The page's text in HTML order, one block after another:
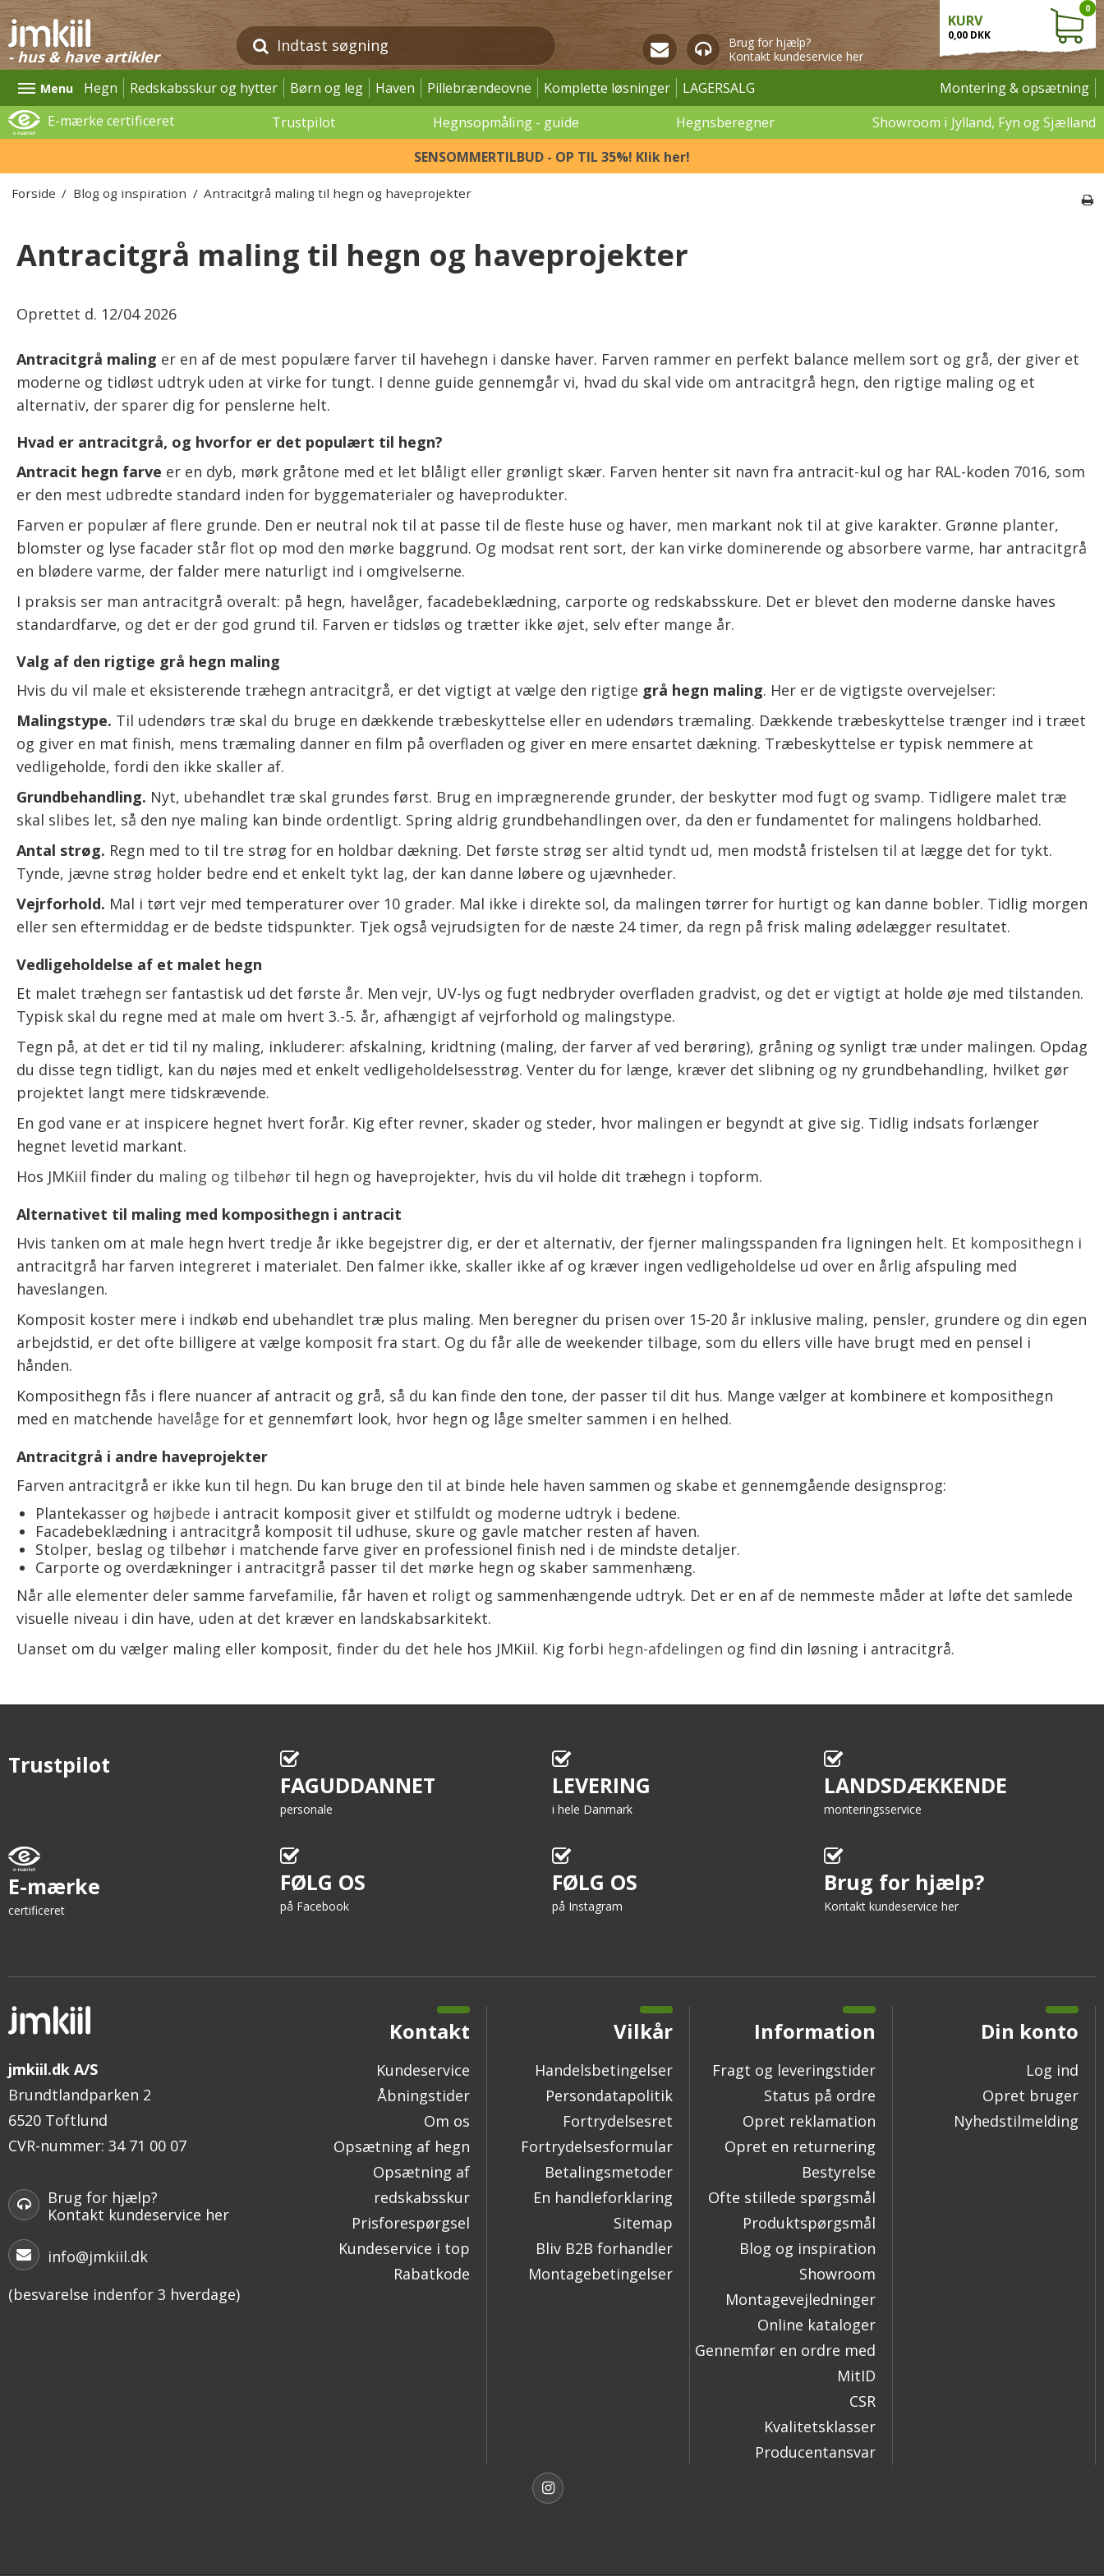
- hus & have artikler
Brug for hjælp?
Kontakt kundeservice her
KURV
0,00 DKK
0
Menu Hegn Redskabsskur og hytter Børn og leg Haven Pillebrændeovne Komplette løsninger LAGERSALG
Montering & opsætning
E-mærke certificeret
Trustpilot Hegnsopmåling - guide Hegnsberegner
Showroom i Jylland, Fyn og Sjælland
SENSOMMERTILBUD - OP TIL 35%! Klik her!
Forside / Blog og inspiration / Antracitgrå maling til hegn og haveprojekter
Antracitgrå maling til hegn og haveprojekter
Oprettet d. 12/04 2026
Antracitgrå maling er en af de mest populære farver til havehegn i danske haver. Farven rammer en perfekt balance mellem sort og grå, der giver et
moderne og tidløst udtryk uden at virke for tungt. I denne guide gennemgår vi, hvad du skal vide om antracitgrå hegn, den rigtige maling og et
alternativ, der sparer dig for penslerne helt.
Hvad er antracitgrå, og hvorfor er det populært til hegn?
Antracit hegn farve er en dyb, mørk gråtone med et let blåligt eller grønligt skær. Farven henter sit navn fra antracit-kul og har RAL-koden 7016, som
er den mest udbredte standard inden for byggematerialer og haveprodukter.
Farven er populær af flere grunde. Den er neutral nok til at passe til de fleste huse og haver, men markant nok til at give karakter. Grønne planter,
blomster og lyse facader står flot op mod den mørke baggrund. Og modsat rent sort, der kan virke dominerende og absorbere varme, har antracitgrå
en blødere varme, der falder mere naturligt ind i omgivelserne.
I praksis ser man antracitgrå overalt: på hegn, havelåger, facadebeklædning, carporte og redskabsskure. Det er blevet den moderne danske haves
standardfarve, og det er der god grund til. Farven er tidsløs og trætter ikke øjet, selv efter mange år.
Valg af den rigtige grå hegn maling
Hvis du vil male et eksisterende træhegn antracitgrå, er det vigtigt at vælge den rigtige grå hegn maling. Her er de vigtigste overvejelser:
Malingstype. Til udendørs træ skal du bruge en dækkende træbeskyttelse eller en udendørs træmaling. Dækkende træbeskyttelse trænger ind i træet
og giver en mat finish, mens træmaling danner en film på overfladen og giver en mere ensartet dækning. Træbeskyttelse er typisk nemmere at
vedligeholde, fordi den ikke skaller af.
Grundbehandling. Nyt, ubehandlet træ skal grundes først. Brug en imprægnerende grunder, der beskytter mod fugt og svamp. Tidligere malet træ
skal slibes let, så den nye maling kan binde ordentligt. Spring aldrig grundbehandlingen over, da den er fundamentet for malingens holdbarhed.
Antal strøg. Regn med to til tre strøg for en holdbar dækning. Det første strøg ser altid tyndt ud, men modstå fristelsen til at lægge det for tykt.
Tynde, jævne strøg holder bedre end et enkelt tykt lag, der kan danne løbere og ujævnheder.
Vejrforhold. Mal i tørt vejr med temperaturer over 10 grader. Mal ikke i direkte sol, da malingen tørrer for hurtigt og kan danne bobler. Tidlig morgen
eller sen eftermiddag er de bedste tidspunkter. Tjek også vejrudsigten for de næste 24 timer, da regn på frisk maling ødelægger resultatet.
Vedligeholdelse af et malet hegn
Et malet træhegn ser fantastisk ud det første år. Men vejr, UV-lys og fugt nedbryder overfladen gradvist, og det er vigtigt at holde øje med tilstanden.
Typisk skal du regne med at male om hvert 3.-5. år, afhængigt af vejrforhold og malingstype.
Tegn på, at det er tid til ny maling, inkluderer: afskalning, kridtning (maling, der farver af ved berøring), gråning og synligt træ under malingen. Opdag
du disse tegn tidligt, kan du nøjes med et enkelt vedligeholdelsesstrøg. Venter du for længe, kræver det slibning og ny grundbehandling, hvilket gør
projektet langt mere tidskrævende.
En god vane er at inspicere hegnet hvert forår. Kig efter revner, skader og steder, hvor malingen er begyndt at give sig. Tidlig indsats forlænger
hegnet levetid markant.
Hos JMKiil finder du maling og tilbehør til hegn og haveprojekter, hvis du vil holde dit træhegn i topform.
Alternativet til maling med komposithegn i antracit
Hvis tanken om at male hegn hvert tredje år ikke begejstrer dig, er der et alternativ, der fjerner malingsspanden fra ligningen helt. Et komposithegn i
antracitgrå har farven integreret i materialet. Den falmer ikke, skaller ikke af og kræver ingen vedligeholdelse ud over en årlig afspuling med
haveslangen.
Komposit koster mere i indkøb end ubehandlet træ plus maling. Men beregner du prisen over 15-20 år inklusive maling, pensler, grundere og din egen
arbejdstid, er det ofte billigere at vælge komposit fra start. Og du får alle de weekender tilbage, som du ellers ville have brugt med en pensel i
hånden.
Komposithegn fås i flere nuancer af antracit og grå, så du kan finde den tone, der passer til dit hus. Mange vælger at kombinere et komposithegn
med en matchende havelåge for et gennemført look, hvor hegn og låge smelter sammen i en helhed.
Antracitgrå i andre haveprojekter
Farven antracitgrå er ikke kun til hegn. Du kan bruge den til at binde hele haven sammen og skabe et gennemgående designsprog:
Plantekasser og højbede i antracit komposit giver et stilfuldt og moderne udtryk i bedene.
Facadebeklædning i antracitgrå komposit til udhuse, skure og gavle matcher resten af haven.
Stolper, beslag og tilbehør i matchende farve giver en professionel finish ned i de mindste detaljer.
Carporte og overdækninger i antracitgrå passer til det mørke hegn og skaber sammenhæng.
Når alle elementer deler samme farvefamilie, får haven et roligt og sammenhængende udtryk. Det er en af de nemmeste måder at løfte det samlede
visuelle niveau i din have, uden at det kræver en landskabsarkitekt.
Uanset om du vælger maling eller komposit, finder du det hele hos JMKiil. Kig forbi hegn-afdelingen og find din løsning i antracitgrå.
Trustpilot
FAGUDDANNET
personale
LEVERING
i hele Danmark
LANDSDÆKKENDE
monteringsservice
E-mærke
certificeret
FØLG OS
på Facebook
FØLG OS
på Instagram
Brug for hjælp?
Kontakt kundeservice her
jmkiil.dk A/S
Brundtlandparken 2
6520 Toftlund
CVR-nummer: 34 71 00 07
Brug for hjælp?
Kontakt kundeservice her
info@jmkiil.dk
(besvarelse indenfor 3 hverdage)
Kontakt
Kundeservice
Åbningstider
Om os
Opsætning af hegn
Opsætning af
redskabsskur
Prisforespørgsel
Kundeservice i top
Rabatkode
Vilkår
Handelsbetingelser
Persondatapolitik
Fortrydelsesret
Fortrydelsesformular
Betalingsmetoder
En handleforklaring
Sitemap
Bliv B2B forhandler
Montagebetingelser
Information
Fragt og leveringstider
Status på ordre
Opret reklamation
Opret en returnering
Bestyrelse
Ofte stillede spørgsmål
Produktspørgsmål
Blog og inspiration
Showroom
Montagevejledninger
Online kataloger
Gennemfør en ordre med
MitID
CSR
Kvalitetsklasser
Producentansvar
Din konto
Log ind
Opret bruger
Nyhedstilmelding